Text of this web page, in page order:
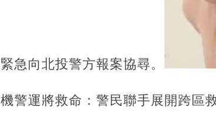
緊急向北投警方報案協尋。
機警運將救命：警民聯手展開跨區